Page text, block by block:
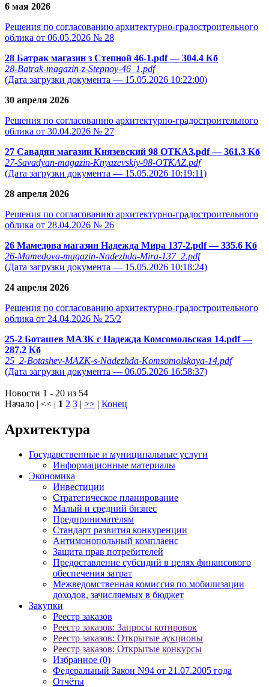
6 мая 2026
Решения по согласованию архитектурно-градостроительного
облика от 06.05.2026 № 28
28 Батрак магазин з Степной 46-1.pdf— 304.4 Кб
28-Batrak-magazin-z-Stepnoy-46_1.pdf
(Дата загрузки документа — 15.05.2026 10:22:00)
30 апреля 2026
Решения по согласованию архитектурно-градостроительного
облика от 30.04.2026 № 27
27 Савадян магазин Князевский 98 ОТКАЗ.pdf— 361.3 Кб
27-Savadyan-magazin-Knyazevskiy-98-OTKAZ.pdf
(Дата загрузки документа — 15.05.2026 10:19:11)
28 апреля 2026
Решения по согласованию архитектурно-градостроительного
облика от 28.04.2026 № 26
26 Мамедова магазин Надежда Мира 137-2.pdf— 335.6 Кб
26-Mamedova-magazin-Nadezhda-Mira-137_2.pdf
(Дата загрузки документа — 15.05.2026 10:18:24)
24 апреля 2026
Решения по согласованию архитектурно-градостроительного
облика от 24.04.2026 № 25/2
25-2 Боташев МАЗК с Надежда Комсомольская 14.pdf—
287.2 Кб
25_2-Botashev-MAZK-s-Nadezhda-Komsomolskaya-14.pdf
(Дата загрузки документа — 06.05.2026 16:58:37)
Новости 1 - 20 из 54
Начало | << | 1 2 3 | >> | Конец
Архитектура
Государственные и муниципальные услуги
Информационные материалы
Экономика
Инвестиции
Стратегическое планирование
Малый и средний бизнес
Предпринимателям
Стандарт развития конкуренции
Антимонопольный комплаенс
Защита прав потребителей
Предоставление субсидий в целях финансового
обеспечения затрат
Межведомственная комиссия по мобилизации
доходов, зачисляемых в бюджет
Закупки
Реестр заказов
Реестр заказов: Запросы котировок
Реестр заказов: Открытые аукционы
Реестр заказов: Открытые конкурсы
Избранное (0)
Федеральный Закон N94 от 21.07.2005 года
Отчёты